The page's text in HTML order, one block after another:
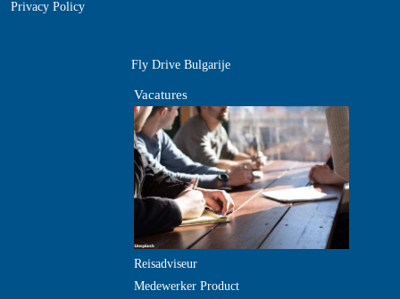
Privacy Policy
Fly Drive Bulgarije
Vacatures
Reisadviseur
Medewerker Product